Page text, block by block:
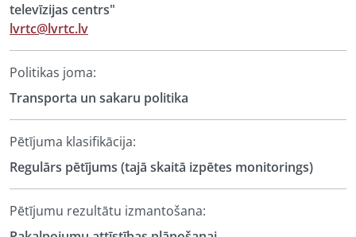
televīzijas centrs"
lvrtc@lvrtc.lv
Politikas joma:
Transporta un sakaru politika
Pētījuma klasifikācija:
Regulārs pētījums (tajā skaitā izpētes monitorings)
Pētījumu rezultātu izmantošana: